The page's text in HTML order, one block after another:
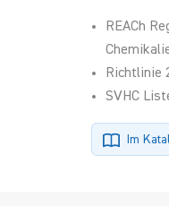
REACh
Richtlinie
SVHC
Im